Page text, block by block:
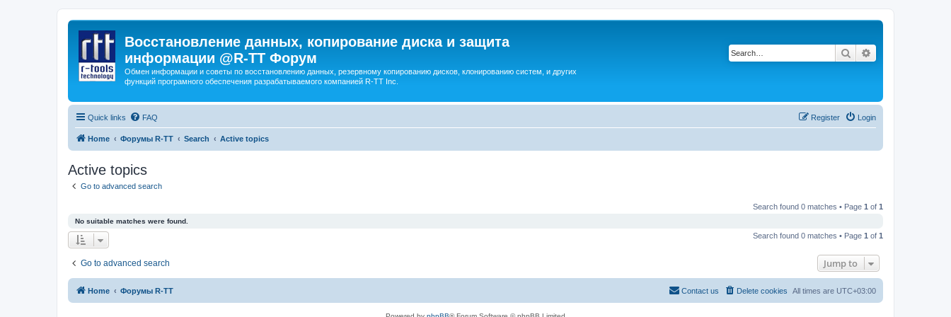
Восстановление данных, копирование диска и защита
информации @R-TT Форум
Обмен информации и советы по восстановлению данных, резервному копированию дисков, клонированию систем, и других
функций програмного обеспечения разрабатываемого компанией R-TT Inc.
Search
Quick links FAQ Login
Register
Home Форумы R-TT Search Active topics
Active topics
Go to advanced search
Search found 0 matches • Page 1 of 1
No suitable matches were found.
Search found 0 matches • Page 1 of 1
Go to advanced search Jump to
Home Форумы R-TT All times are UTC+03:00
Delete cookies
Contact us